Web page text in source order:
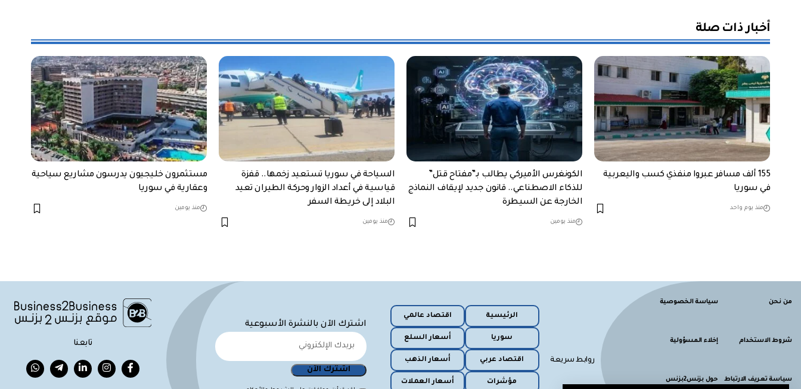
أخبار ذات صلة
155 ألف مسافر عبروا منفذي كسب واليعربية
في سوريا
منذ يوم واحد
الكونغرس الأميركي يطالب بـ”مفتاح قتل”
للذكاء الاصطناعي.. قانون جديد لإيقاف النماذج
الخارجة عن السيطرة
منذ يومين
السياحة في سوريا تستعيد زخمها.. قفزة
قياسية في أعداد الزوار وحركة الطيران تعيد
البلاد إلى خريطة السفر
منذ يومين
مستثمرون خليجيون يدرسون مشاريع سياحية
وعقارية في سوريا
منذ يومين
من نحن سياسة الخصوصية
شروط الاستخدام إخلاء المسؤولية
سياسة تعريف الارتباط حول بزنس2بزنس
روابط سريعة
الرئيسية اقتصاد عالمي
سوريا أسعار السلع
اقتصاد عربي أسعار الذهب
مؤشرات أسعار العملات
اشترك الآن بالنشرة الأسبوعية
تابعنا